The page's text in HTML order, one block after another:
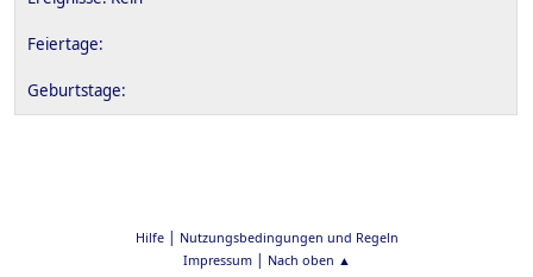
Hilfe| Nutzungsbedingungen und Regeln
Impressum| Nach oben ▲